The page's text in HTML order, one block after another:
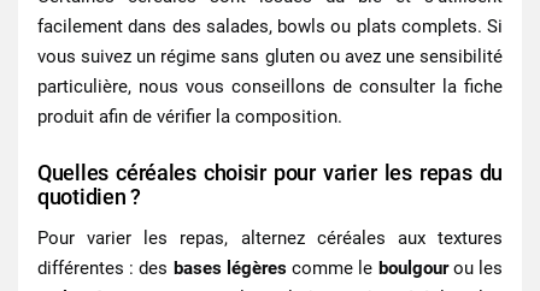
facilement dans des salades, bowls ou plats complets. Si
vous suivez un régime sans gluten ou avez une sensibilité
particulière, nous vous conseillons de consulter la fiche
produit afin de vérifier la composition.
Quelles céréales choisir pour varier les repas du
quotidien ?
Pour varier les repas, alternez céréales aux textures
différentes : des bases légèrescomme le boulgour ou les